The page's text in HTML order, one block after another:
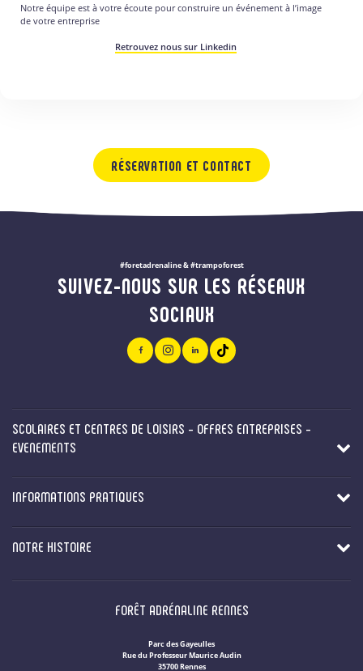
Notre équipe est à votre écoute pour construire un événement à l’image
de votre entreprise
Retrouvez nous sur Linkedin
RÉSERVATION ET CONTACT
#foretadrenaline & #trampoforest
SUIVEZ-NOUS SUR LES RÉSEAUX
SOCIAUX
SCOLAIRES ET CENTRES DE LOISIRS - OFFRES ENTREPRISES -
EVENEMENTS
INFORMATIONS PRATIQUES
NOTRE HISTOIRE
FORÊT ADRÉNALINE RENNES
Parc des Gayeulles
Rue du Professeur Maurice Audin
35700 Rennes